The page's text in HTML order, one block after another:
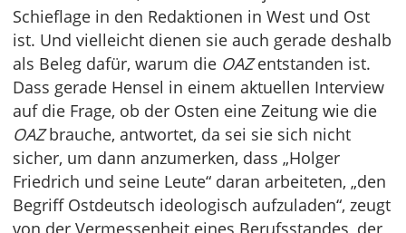
Schieflage in den Redaktionen in West und Ost
ist. Und vielleicht dienen sie auch gerade deshalb
als Beleg dafür, warum die OAZentstanden ist.
Dass gerade Hensel in einem aktuellen Interview
auf die Frage, ob der Osten eine Zeitung wie die
OAZbrauche, antwortet, da sei sie sich nicht
sicher, um dann anzumerken, dass „Holger
Friedrich und seine Leute“ daran arbeiteten, „den
Begriff Ostdeutsch ideologisch aufzuladen“, zeugt
von der Vermessenheit eines Berufsstandes, der